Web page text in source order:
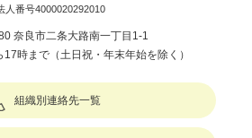
人番号4000020292010
奈良市二条大路南一丁目1-1
時まで（土日祝・年末年始を除く）
組織別連絡先一覧